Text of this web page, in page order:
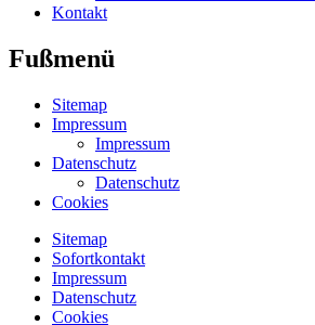
Kontakt
Fußmenü
Sitemap
Impressum
Impressum
Datenschutz
Datenschutz
Cookies
Sitemap
Sofortkontakt
Impressum
Datenschutz
Cookies